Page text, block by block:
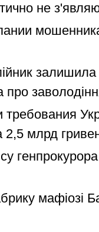
не
залишила
про
млрд
мафіозі